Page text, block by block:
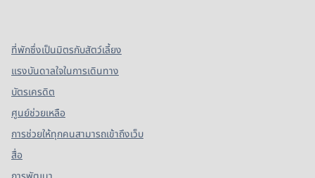
ที่พักซึ่งเป็นมิตรกับสัตว์เลี้ยง
แรงบันดาลใจในการเดินทาง
บัตรเครดิต
ศูนย์ช่วยเหลือ
การช่วยให้ทุกคนสามารถเข้าถึงเว็บ
สื่อ